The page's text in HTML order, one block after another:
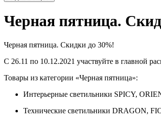
Черная пятница.
Черная пятница. Скидки до 30%!
С 26.11 по 10.12.2021 участвуйте в главной
Товары из категории «Черная пятница»:
Интерьерные светильники SPICY,
Технические светильники DRAGON,